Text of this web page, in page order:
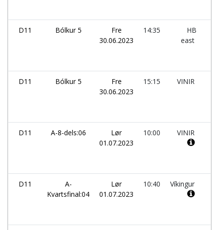
D11 Bólkur 5
Fre
30.06.2023
14:35
HB
east
D11 Bólkur 5
Fre
30.06.2023
15:15 VINIR
D11 A-8-dels:06
Lør
01.07.2023
10:00 VINIR
D11
A-
Kvartsfinal:04
Lør
01.07.2023
10:40 Víkingur